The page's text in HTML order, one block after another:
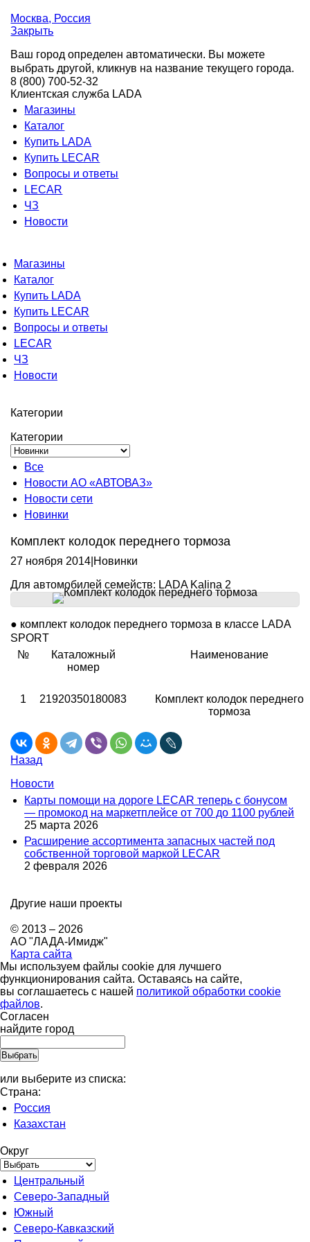
Москва, Россия
Закрыть
Ваш город определен автоматически. Вы можете
выбрать другой, кликнув на название текущего города.
8 (800) 700-52-32
Клиентская служба LADA
Магазины
Каталог
Купить LADA
Купить LECAR
Вопросы и ответы
LECAR
ЧЗ
Новости
Магазины
Каталог
Купить LADA
Купить LECAR
Вопросы и ответы
LECAR
ЧЗ
Новости
Категории
Категории
Все
Новости АО «АВТОВАЗ»
Новости сети
Новинки
Комплект колодок переднего тормоза
27 ноября 2014 Новинки
Для автомобилей семейств: LADA Kalina 2
● комплект колодок переднего тормоза в классе LADA
SPORT
№
Каталожный
номер
Наименование
1 21920350180083
Комплект колодок переднего
тормоза
Назад
Новости
Карты помощи на дороге LECAR теперь с бонусом
— промокод на маркетплейсе от 700 до 1100 рублей
25 марта 2026
Расширение ассортимента запасных частей под
собственной торговой маркой LECAR
2 февраля 2026
Другие наши проекты
© 2013 – 2026
АО "ЛАДА-Имидж"
Карта сайта
Мы используем файлы cookie для лучшего
функционирования сайта. Оставаясь на сайте,
вы соглашаетесь с нашей политикой обработки cookie
файлов.
Согласен
найдите город
или выберите из списка:
Страна:
Россия
Казахстан
Округ
Центральный
Северо-Западный
Южный
Северо-Кавказский